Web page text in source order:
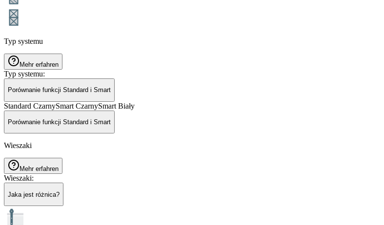
Typ systemu
Mehr erfahren
Typ systemu:
Porównanie funkcji Standard i Smart
Standard CzarnySmart CzarnySmart Biały
Porównanie funkcji Standard i Smart
Wieszaki
Mehr erfahren
Wieszaki:
Jaka jest różnica?